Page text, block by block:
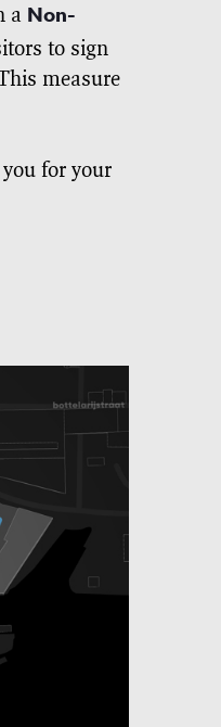
a Non-
to sign
measure
for your